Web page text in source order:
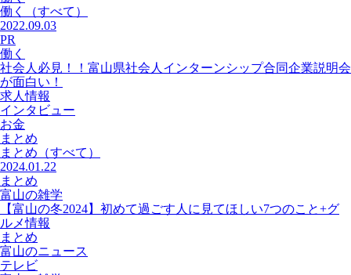
働く
（すべて）
2022.09.03
PR
働く
社会人必見！！富山県社会人インターンシップ合同企業説明会
が面白い！
求人情報
インタビュー
お金
まとめ
まとめ （すべて）
2024.01.22
まとめ
富山の雑学
【富山の冬2024】初めて過ごす人に見てほしい7つのこと+グ
ルメ情報
まとめ
富山のニュース
テレビ